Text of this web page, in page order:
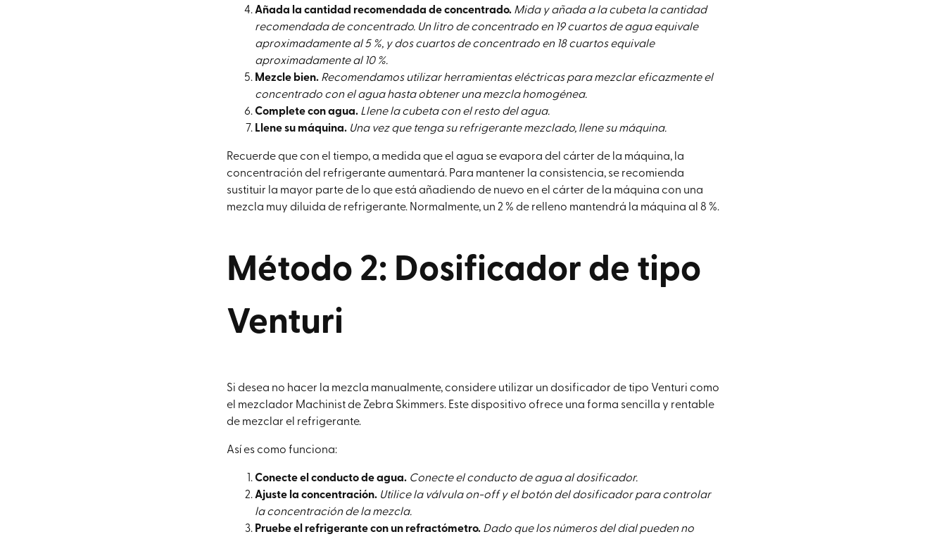
Añada la cantidad recomendada de concentrado. Mida y añada a la cubeta la cantidad
recomendada de concentrado. Un litro de concentrado en 19 cuartos de agua equivale
aproximadamente al 5 %, y dos cuartos de concentrado en 18 cuartos equivale
aproximadamente al 10 %.
Mezcle bien. Recomendamos utilizar herramientas eléctricas para mezclar eficazmente el
concentrado con el agua hasta obtener una mezcla homogénea.
Complete con agua. Llene la cubeta con el resto del agua.
Llene su máquina. Una vez que tenga su refrigerante mezclado, llene su máquina.
Recuerde que con el tiempo, a medida que el agua se evapora del cárter de la máquina, la
concentración del refrigerante aumentará. Para mantener la consistencia, se recomienda
sustituir la mayor parte de lo que está añadiendo de nuevo en el cárter de la máquina con una
mezcla muy diluida de refrigerante. Normalmente, un 2 % de relleno mantendrá la máquina al 8 %.
Método 2: Dosificador de tipo
Venturi
Si desea no hacer la mezcla manualmente, considere utilizar un dosificador de tipo Venturi como
el mezclador Machinist de Zebra Skimmers. Este dispositivo ofrece una forma sencilla y rentable
de mezclar el refrigerante.
Así es como funciona:
Conecte el conducto de agua. Conecte el conducto de agua al dosificador.
Ajuste la concentración. Utilice la válvula on-off y el botón del dosificador para controlar
la concentración de la mezcla.
Pruebe el refrigerante con un refractómetro. Dado que los números del dial pueden no